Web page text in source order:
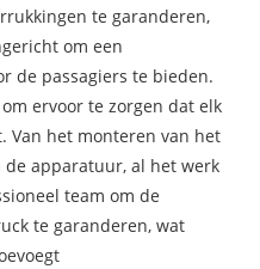
te garanderen,
om een
de passagiers te bieden.
ervoor te zorgen dat elk
Van het monteren van het
apparatuur, al het werk
team om de
te garanderen, wat